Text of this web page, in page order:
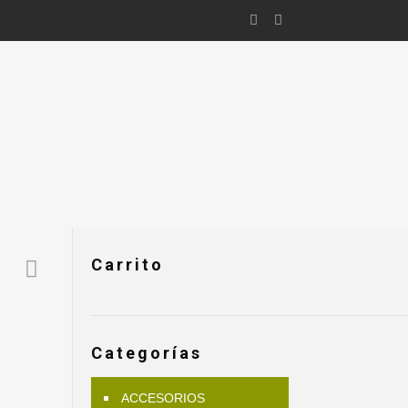
Carrito
Categorías
ACCESORIOS